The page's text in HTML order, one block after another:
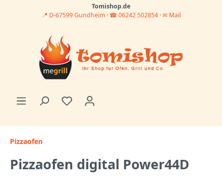
Tomishop.de
📍 D-67599 Gundheim · ☎ 06242 502854·✉ Mail
Pizzaofen
Pizzaofen digital Power44D